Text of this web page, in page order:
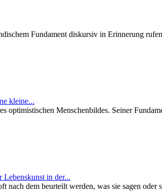
Fundament diskursiv in Erinnerung
kleine...
Menschenbildes. Seiner
Lebenskunst in der...
dem beurteilt werden, was sie sagen